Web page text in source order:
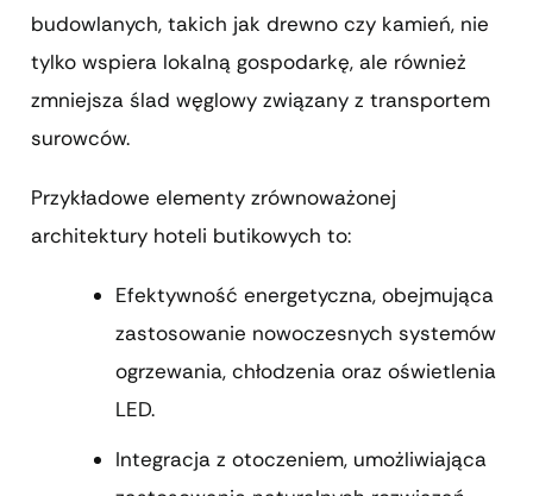
budowlanych, takich jak drewno czy kamień, nie
tylko wspiera lokalną gospodarkę, ale również
zmniejsza ślad węglowy związany z transportem
surowców.
Przykładowe elementy zrównoważonej
architektury hoteli butikowych to:
Efektywność energetyczna, obejmująca
zastosowanie nowoczesnych systemów
ogrzewania, chłodzenia oraz oświetlenia
LED.
Integracja z otoczeniem, umożliwiająca